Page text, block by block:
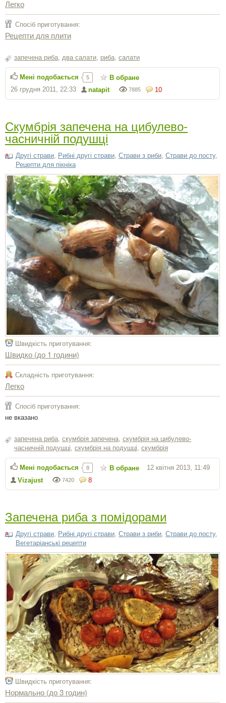
Легко
Спосіб приготування:
Рецепти для плити
запечена риба два салати риба салати
10
7885
natapit
26 грудня 2011, 22:33
Мені подобається 5 В обране
Скумбрія запечена на цибулево-
часничній подушці
Другі страви Рибні другі страви Страви з риби Страви до посту,
Рецепти для пікніка
Швидкість приготування:
Швидко (до 1 години)
Складність приготування:
Легко
Спосіб приготування:
не вказано
запечена риба скумбрія запечена скумбрія на цибулево-
часничній подушці скумбрія на подушці скумбрія
8
7420
Vizajust
12 квітня 2013, 11:49
Мені подобається 8 В обране
Запечена риба з помідорами
Другі страви Рибні другі страви Страви з риби Страви до посту,
Вегетаріанські рецепти
Швидкість приготування:
Нормально (до 3 годин)